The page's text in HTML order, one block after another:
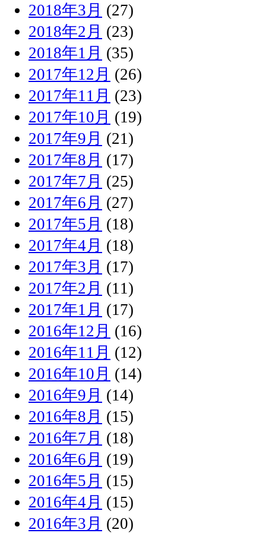
2018年3月 (27)
2018年2月 (23)
2018年1月 (35)
2017年12月 (26)
2017年11月 (23)
2017年10月 (19)
2017年9月 (21)
2017年8月 (17)
2017年7月 (25)
2017年6月 (27)
2017年5月 (18)
2017年4月 (18)
2017年3月 (17)
2017年2月 (11)
2017年1月 (17)
2016年12月 (16)
2016年11月 (12)
2016年10月 (14)
2016年9月 (14)
2016年8月 (15)
2016年7月 (18)
2016年6月 (19)
2016年5月 (15)
2016年4月 (15)
2016年3月 (20)